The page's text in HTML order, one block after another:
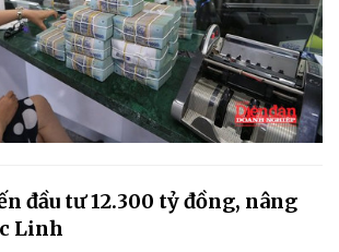
đầu tư 12.300 tỷ đồng, nâng
Linh